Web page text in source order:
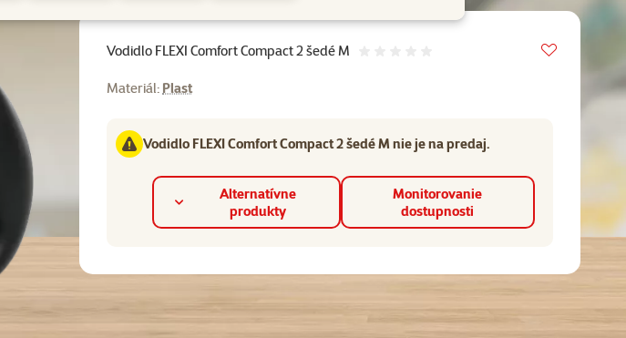
Vodidlo FLEXI Comfort Compact 2 šedé M
Materiál: Plast
Vodidlo FLEXI Comfort Compact 2 šedé M nie je na predaj.
Alternatívne
produkty
Monitorovanie
dostupnosti